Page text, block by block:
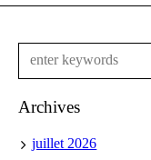
Archives
juillet 2026